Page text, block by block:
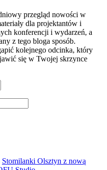
przegląd nowości w
dla projektantów i
konferencji i wydarzeń, a
z tego bloga sposób.
kolejnego odcinka, który
się w Twojej skrzynce
Stomilanki Olsztyn z nową